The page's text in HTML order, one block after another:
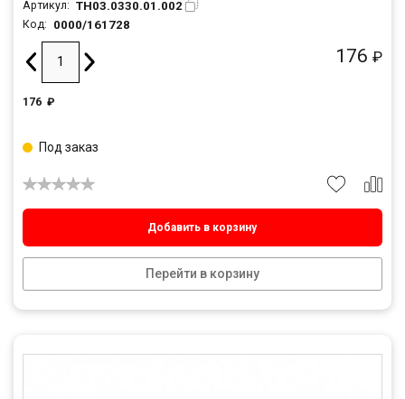
Артикул: TH03.0330.01.002
Код: 0000/161728
176 ₽
176 ₽
Добавить в корзину
Перейти в корзину
Под заказ